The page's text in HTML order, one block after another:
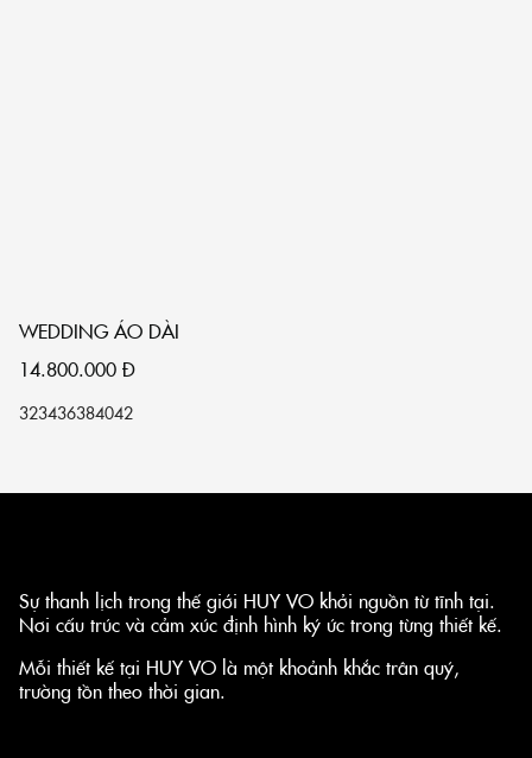
WEDDING ÁO DÀI
14.800.000 Đ
323436384042
Sự thanh lịch trong thế giới HUY VO khởi nguồn từ tĩnh tại.
Nơi cấu trúc và cảm xúc định hình ký ức trong từng thiết kế.
Mỗi thiết kế tại HUY VO là một khoảnh khắc trân quý,
trường tồn theo thời gian.